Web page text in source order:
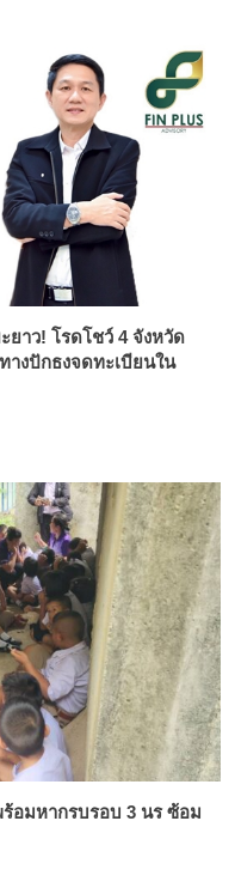
าว! โรดโชว์ 4 จังหวัด
างปักธงจดทะเบียนใน
อมหากรบรอบ 3 นร ซ้อม